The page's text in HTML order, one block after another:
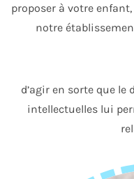
proposer à votre
notre
d’agir en sorte que le
intellectuelles lui